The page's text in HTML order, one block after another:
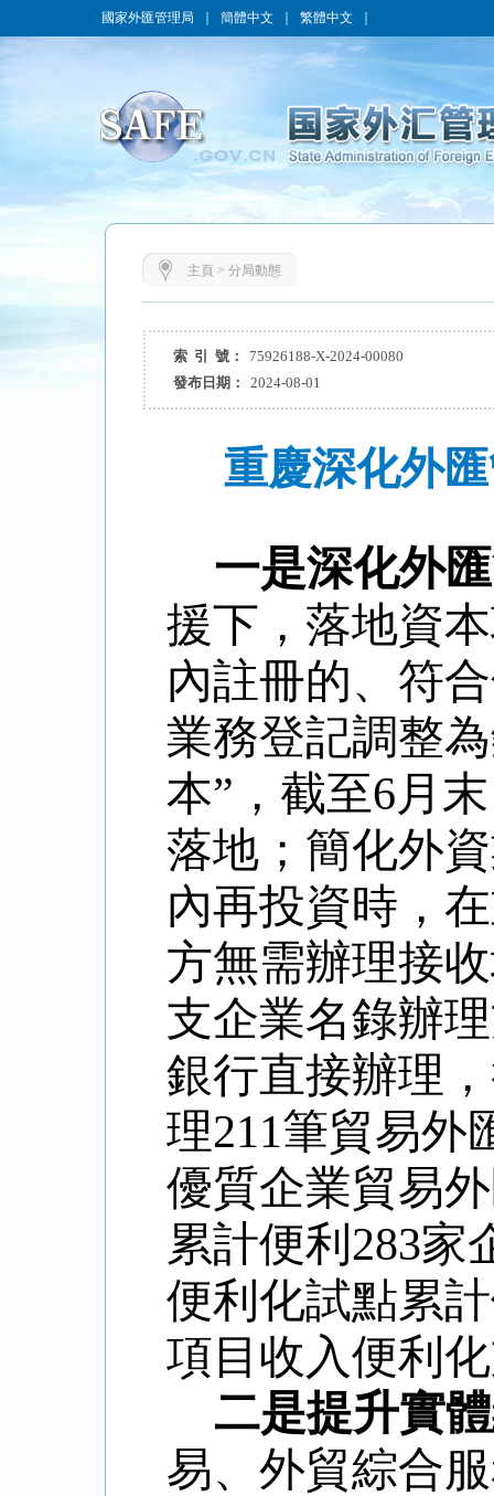
國家外匯管理局 簡體中文 繁體中文
主頁 > 分局動態
索 引 號：
75926188-X-2024-00080
發布日期：
2024-08-01
重慶深化外
一是深化外
援下，落地資
內註冊的、符
業務登記調整
本” ，截至6月
落地；簡化外
內再投資時，
方無需辦理接
支企業名錄辦
銀行直接辦理
理211筆貿易外
優質企業貿易
累計便利 283家
便利化試點累
項目收入便利
二是提升實
易、外貿綜合